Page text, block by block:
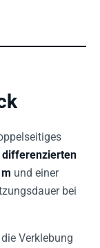
differenzierten
und einer
bei
Verklebung